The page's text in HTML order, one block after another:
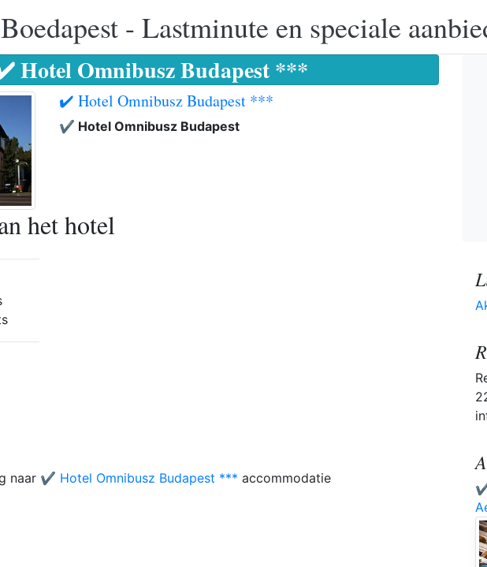
- Lastminute en speciale
Hotel Omnibusz Budapest ***
✔️ Hotel Omnibusz Budapest ***
✔️ Hotel Omnibusz Budapest
het hotel
naar ✔️ Hotel Omnibusz Budapest *** accommodatie
✔️